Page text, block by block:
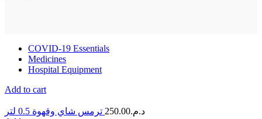
COVID-19 Essentials
Medicines
Hospital Equipment
Add to cart
د.م.250.00